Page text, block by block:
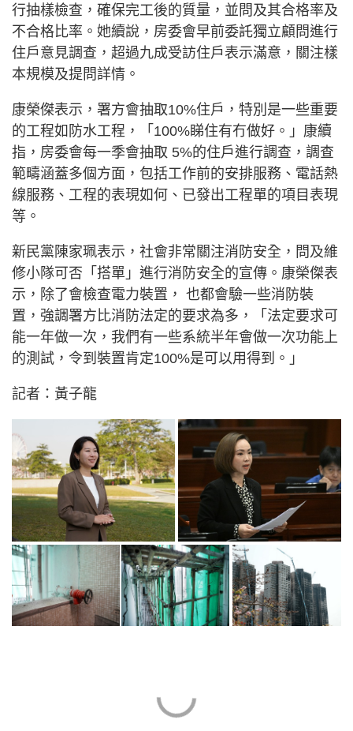
行抽樣檢查，確保完工後的質量，並問及其合格率及
不合格比率。她續說，房委會早前委託獨立顧問進行
住戶意見調查，超過九成受訪住戶表示滿意，關注樣
本規模及提問詳情。
康榮傑表示，署方會抽取10%住戶，特別是一些重要
的工程如防水工程，「100%睇住有冇做好。」康續
指，房委會每一季會抽取 5%的住戶進行調查，調查
範疇涵蓋多個方面，包括工作前的安排服務、電話熱
線服務、工程的表現如何、已發出工程單的項目表現
等。
新民黨陳家珮表示，社會非常關注消防安全，問及維
修小隊可否「搭單」進行消防安全的宣傳。康榮傑表
示，除了會檢查電力裝置， 也都會驗一些消防裝
置，強調署方比消防法定的要求為多，「法定要求可
能一年做一次，我們有一些系統半年會做一次功能上
的測試，令到裝置肯定100%是可以用得到。」
記者：黃子龍